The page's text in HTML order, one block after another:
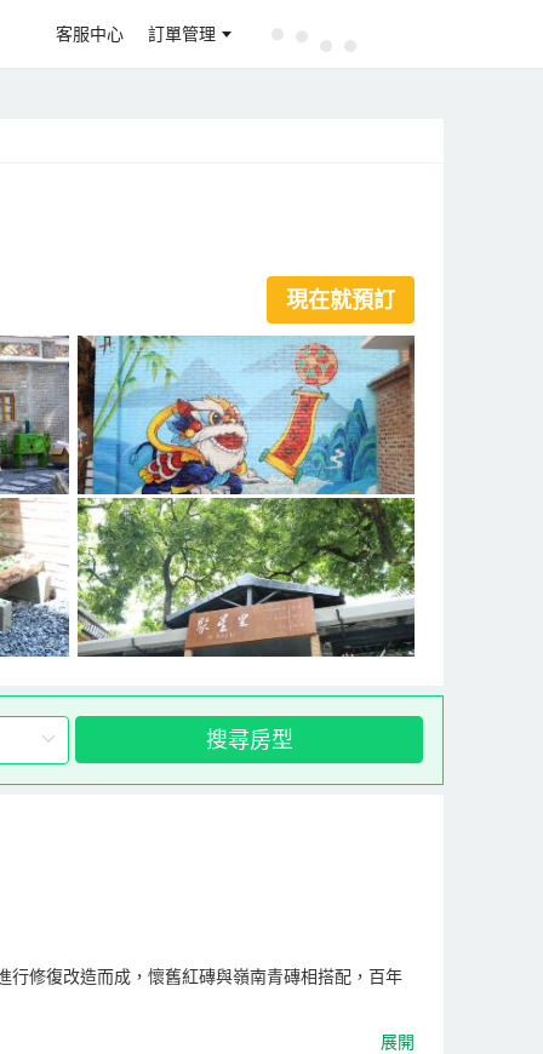
客服中心 訂單管理
現在就預訂
搜尋房型
修復改造而成，懷舊紅磚與嶺南青磚相搭配，百年
展開